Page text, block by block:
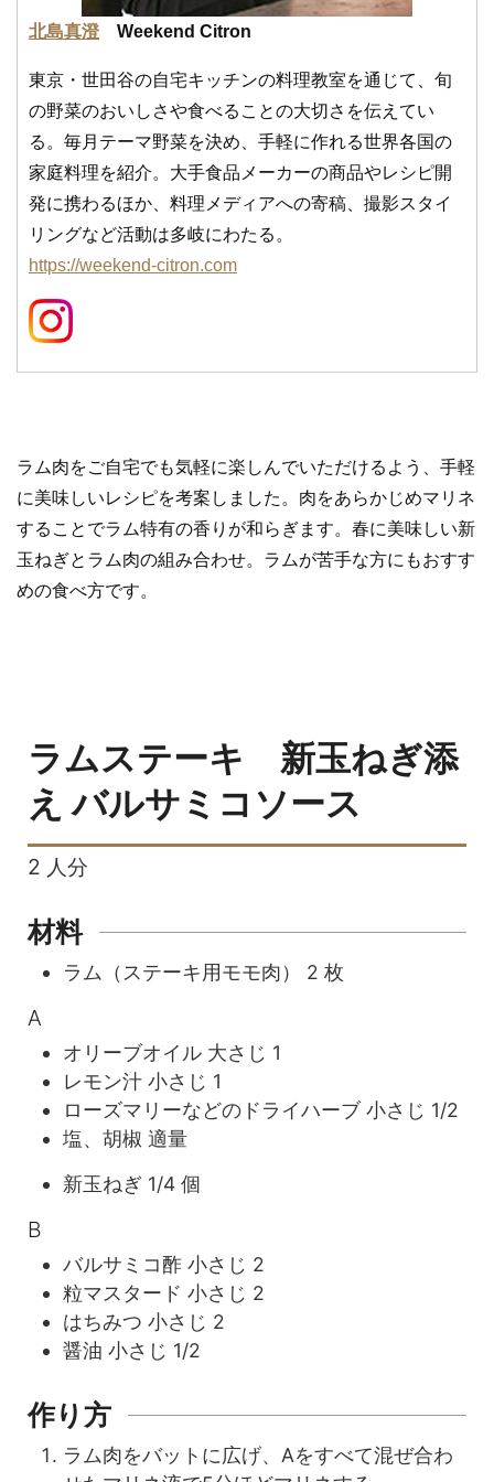
北島真澄 Weekend Citron
東京・世田谷の自宅キッチンの料理教室を通じて、旬
の野菜のおいしさや食べることの大切さを伝えてい
る。毎月テーマ野菜を決め、手軽に作れる世界各国の
家庭料理を紹介。大手食品メーカーの商品やレシピ開
発に携わるほか、料理メディアへの寄稿、撮影スタイ
リングなど活動は多岐にわたる。
https://weekend-citron.com
ラム肉をご自宅でも気軽に楽しんでいただけるよう、手軽
に美味しいレシピを考案しました。肉をあらかじめマリネ
することでラム特有の香りが和らぎます。春に美味しい新
玉ねぎとラム肉の組み合わせ。ラムが苦手な方にもおすす
めの食べ方です。
ラムステーキ 新玉ねぎ添
え バルサミコソース
2 人分
材料
ラム（ステーキ用モモ肉） 2 枚
A
オリーブオイル 大さじ 1
レモン汁 小さじ 1
ローズマリーなどのドライハーブ 小さじ 1/2
塩、胡椒 適量
新玉ねぎ 1/4 個
B
バルサミコ酢 小さじ 2
粒マスタード 小さじ 2
はちみつ 小さじ 2
醤油 小さじ 1/2
作り方
ラム肉をバットに広げ、Aをすべて混ぜ合わ